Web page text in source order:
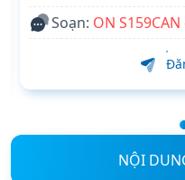
Soạn: ON S159CAN
NỘI